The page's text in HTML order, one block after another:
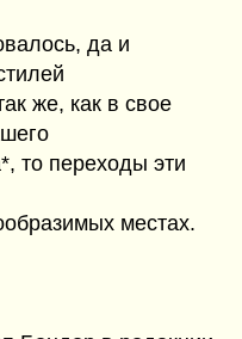
да и
же, как в свое
то переходы эти
местах.